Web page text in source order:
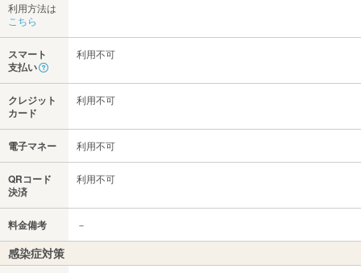
利用方法は
こちら
スマート
支払い
利用不可
クレジット
カード
利用不可
電子マネー 利用不可
QRコード
決済
利用不可
料金備考 －
感染症対策